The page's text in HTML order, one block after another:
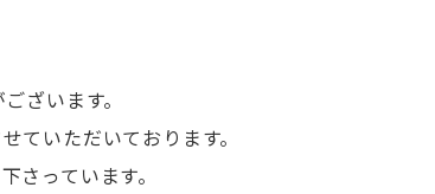
ざいます。
ていただいております。
さっています。